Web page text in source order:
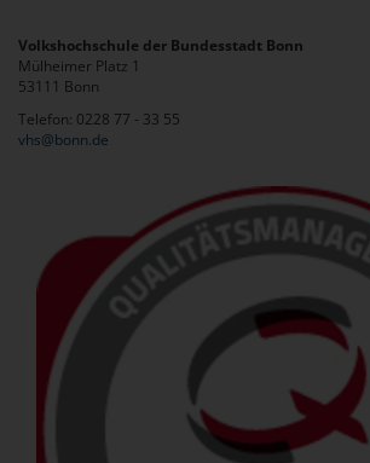
Volkshochschule der Bundesstadt Bonn
Mülheimer Platz 1
53111 Bonn
Telefon: 0228 77 - 33 55
vhs@bonn.de